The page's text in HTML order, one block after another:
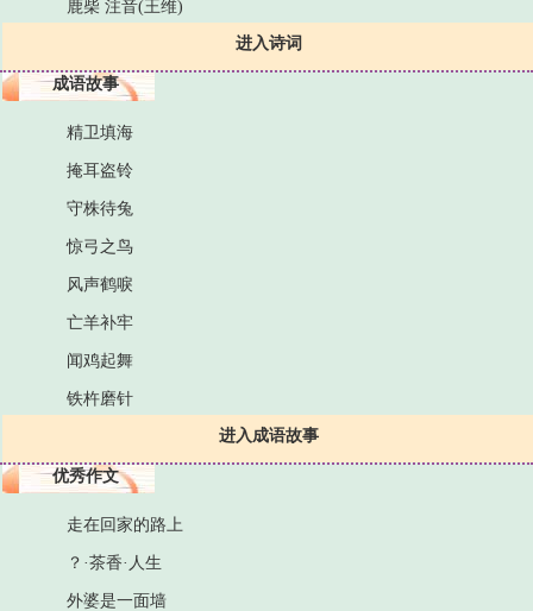
进入诗词
鹿柴 注音(王维)
成语故事
进入成语故事
精卫填海
掩耳盗铃
守株待兔
惊弓之鸟
风声鹤唳
亡羊补牢
闻鸡起舞
铁杵磨针
优秀作文
走在回家的路上
？·茶香·人生
外婆是一面墙